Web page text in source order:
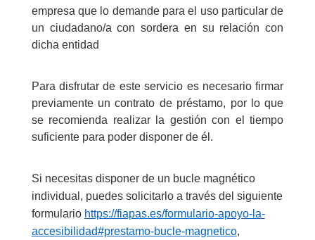
empresa que lo demande para el uso particular de
un ciudadano/a con sordera en su relación con
dicha entidad
Para disfrutar de este servicio es necesario firmar
previamente un contrato de préstamo, por lo que
se recomienda realizar la gestión con el tiempo
suficiente para poder disponer de él.
Si necesitas disponer de un bucle magnético
individual, puedes solicitarlo a través del siguiente
formulario https://fiapas.es/formulario-apoyo-la-
accesibilidad#prestamo-bucle-magnetico,